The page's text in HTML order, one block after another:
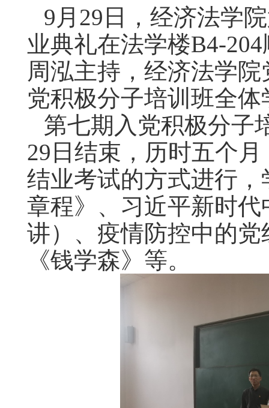
9 月 29 日，经济法学
业典礼在法学楼B4-204
周泓主持，经济法学
党积极分子培训班全
第七期入党积极分子
29 日结束，历时五个
结业考试的方式进行
章程》、习近平新时
讲）、疫情防控中的
《钱学森》等。